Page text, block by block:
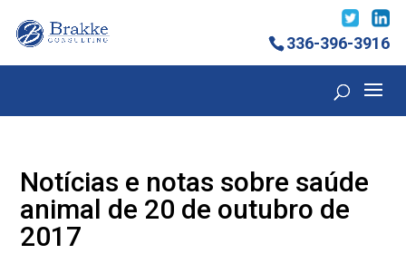
336-396-3916
Notícias e notas sobre saúde
animal de 20 de outubro de
2017